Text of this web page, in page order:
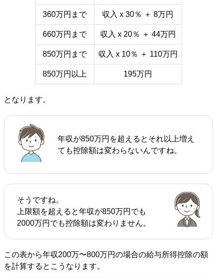
360万円まで 収入 x 30％ ＋ 8万円
660万円まで 収入 x 20％ ＋ 44万円
850万円まで 収入 x 10％ ＋ 110万円
850万円以上 195万円
となります。
年収が850万円を超えるとそれ以上増え
ても控除額は変わらないんですね。
そうですね。
上限額を超えると年収が850万円でも
2000万円でも控除額は変わりません。
この表から年収200万〜800万円の場合の給与所得控除の額
を計算するとこうなります。